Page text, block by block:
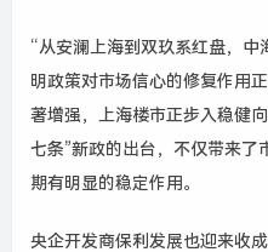
“从安澜上海到双玖系红盘，
明政策对市场信心的修复作用
著增强，上海楼市正步入稳健
七条”新政的出台，不仅带来了
期有明显的稳定作用。
央企开发商保利发展也迎来收